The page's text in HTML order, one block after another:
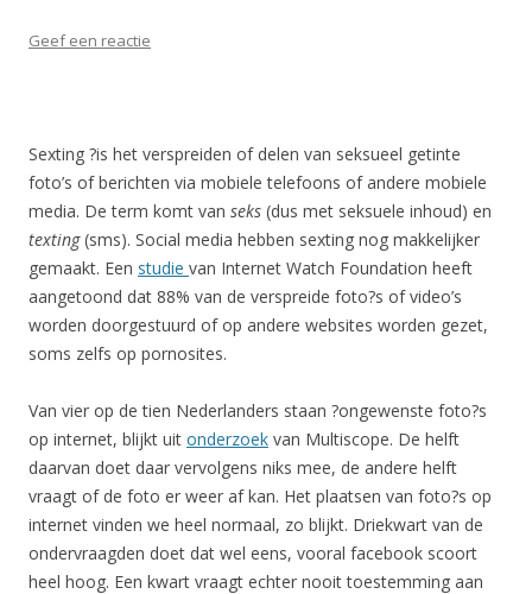
Geef een reactie
Sexting ?is het verspreiden of delen van seksueel getinte
foto’s of berichten via mobiele telefoons of andere mobiele
media. De term komt van seks (dus met seksuele inhoud) en
texting(sms). Social media hebben sexting nog makkelijker
gemaakt. Een studie van Internet Watch Foundation heeft
aangetoond dat 88% van de verspreide foto?s of video’s
worden doorgestuurd of op andere websites worden gezet,
soms zelfs op pornosites.
Van vier op de tien Nederlanders staan ?ongewenste foto?s
op internet, blijkt uit onderzoek van Multiscope. De helft
daarvan doet daar vervolgens niks mee, de andere helft
vraagt of de foto er weer af kan. Het plaatsen van foto?s op
internet vinden we heel normaal, zo blijkt. Driekwart van de
ondervraagden doet dat wel eens, vooral facebook scoort
heel hoog. Een kwart vraagt echter nooit toestemming aan